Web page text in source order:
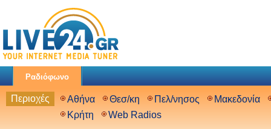
Ραδιόφωνο
Περιοχές Αθήνα Θεσ/κη Πελ/νησος
Μακεδονία
Κρήτη
Web Radios